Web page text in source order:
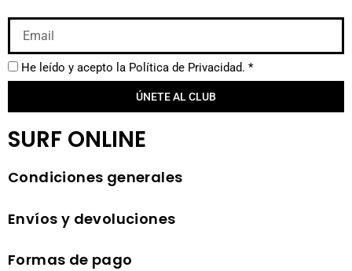
He leído y acepto la Política de Privacidad. *
ÚNETE AL CLUB
SURF ONLINE
Condiciones generales
Envíos y devoluciones
Formas de pago